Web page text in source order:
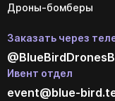
Дроны-бомберы
Заказать через
Ивент отдел
event@blue-